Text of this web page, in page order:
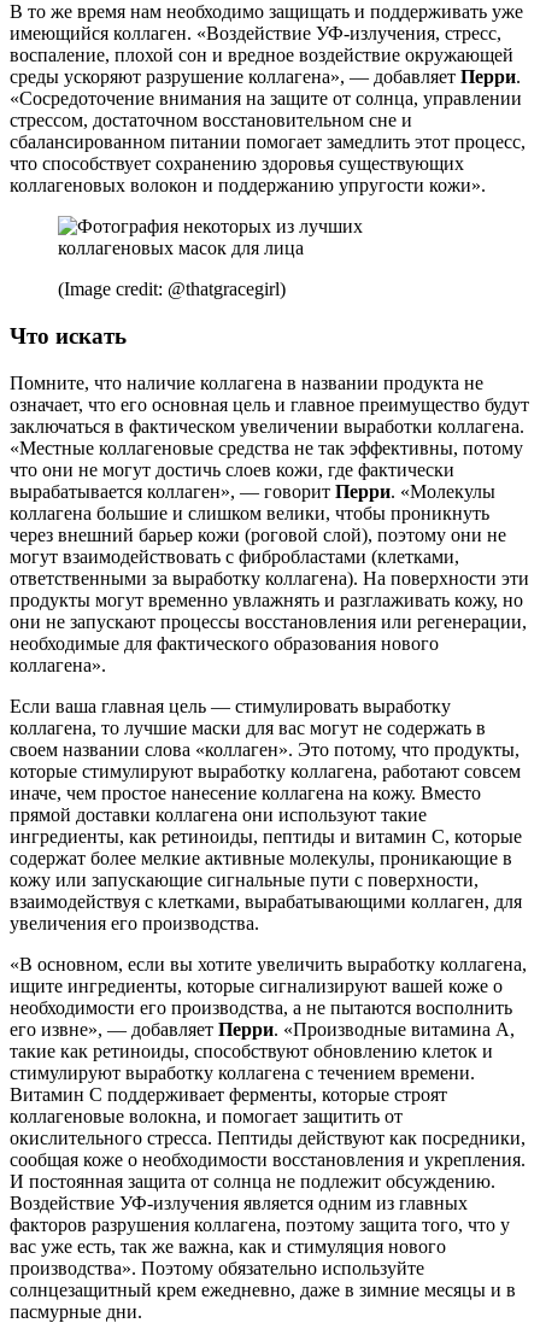
В то же время нам необходимо защищать и поддерживать уже
имеющийся коллаген. «Воздействие УФ-излучения, стресс,
воспаление, плохой сон и вредное воздействие окружающей
среды ускоряют разрушение коллагена», — добавляет Перри.
«Сосредоточение внимания на защите от солнца, управлении
стрессом, достаточном восстановительном сне и
сбалансированном питании помогает замедлить этот процесс,
что способствует сохранению здоровья существующих
коллагеновых волокон и поддержанию упругости кожи».
(Image credit: @thatgracegirl)
Что искать
Помните, что наличие коллагена в названии продукта не
означает, что его основная цель и главное преимущество будут
заключаться в фактическом увеличении выработки коллагена.
«Местные коллагеновые средства не так эффективны, потому
что они не могут достичь слоев кожи, где фактически
вырабатывается коллаген», — говорит Перри. «Молекулы
коллагена большие и слишком велики, чтобы проникнуть
через внешний барьер кожи (роговой слой), поэтому они не
могут взаимодействовать с фибробластами (клетками,
ответственными за выработку коллагена). На поверхности эти
продукты могут временно увлажнять и разглаживать кожу, но
они не запускают процессы восстановления или регенерации,
необходимые для фактического образования нового
коллагена».
Если ваша главная цель — стимулировать выработку
коллагена, то лучшие маски для вас могут не содержать в
своем названии слова «коллаген». Это потому, что продукты,
которые стимулируют выработку коллагена, работают совсем
иначе, чем простое нанесение коллагена на кожу. Вместо
прямой доставки коллагена они используют такие
ингредиенты, как ретиноиды, пептиды и витамин С, которые
содержат более мелкие активные молекулы, проникающие в
кожу или запускающие сигнальные пути с поверхности,
взаимодействуя с клетками, вырабатывающими коллаген, для
увеличения его производства.
«В основном, если вы хотите увеличить выработку коллагена,
ищите ингредиенты, которые сигнализируют вашей коже о
необходимости его производства, а не пытаются восполнить
его извне», — добавляет Перри. «Производные витамина А,
такие как ретиноиды, способствуют обновлению клеток и
стимулируют выработку коллагена с течением времени.
Витамин С поддерживает ферменты, которые строят
коллагеновые волокна, и помогает защитить от
окислительного стресса. Пептиды действуют как посредники,
сообщая коже о необходимости восстановления и укрепления.
И постоянная защита от солнца не подлежит обсуждению.
Воздействие УФ-излучения является одним из главных
факторов разрушения коллагена, поэтому защита того, что у
вас уже есть, так же важна, как и стимуляция нового
производства». Поэтому обязательно используйте
солнцезащитный крем ежедневно, даже в зимние месяцы и в
пасмурные дни.